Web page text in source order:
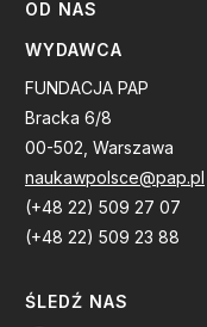
OD NAS
WYDAWCA
FUNDACJA PAP
Bracka 6/8
00-502, Warszawa
naukawpolsce@pap.pl
(+48 22) 509 27 07
(+48 22) 509 23 88
ŚLEDŹ NAS